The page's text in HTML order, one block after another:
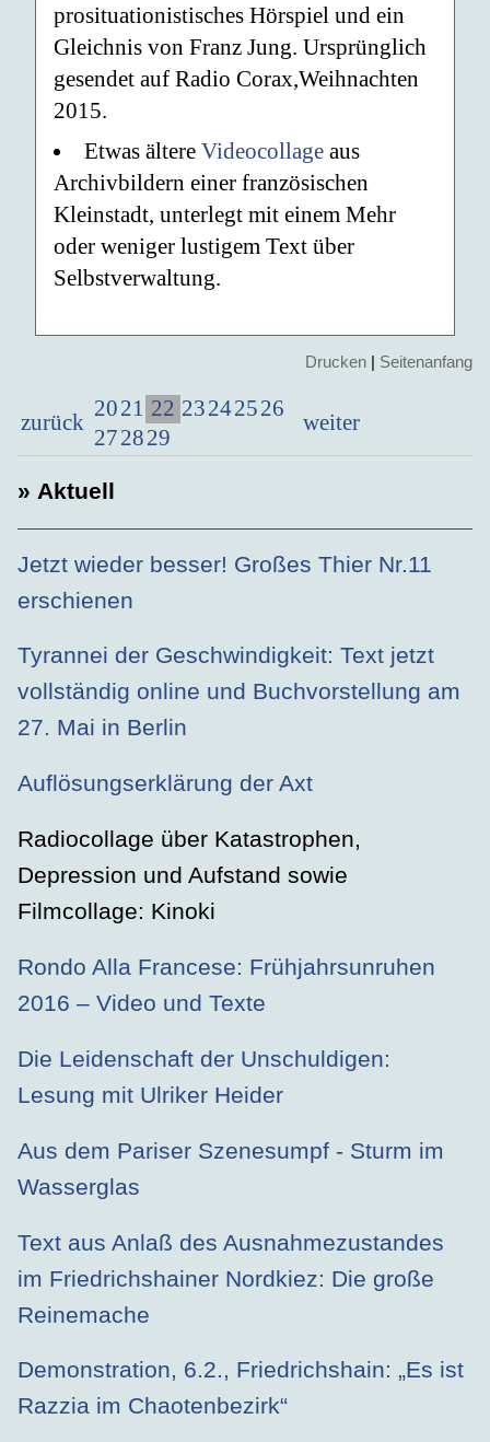
prosituationistisches Hörspiel und ein
Gleichnis von Franz Jung. Ursprünglich
gesendet auf Radio Corax,Weihnachten
2015.
Etwas ältere Videocollage aus
Archivbildern einer französischen
Kleinstadt, unterlegt mit einem Mehr
oder weniger lustigem Text über
Selbstverwaltung.
Drucken | Seitenanfang
zurück
2021 22 23242526
272829
weiter
» Aktuell
Jetzt wieder besser! Großes Thier Nr.11
erschienen
Tyrannei der Geschwindigkeit: Text jetzt
vollständig online und Buchvorstellung am
27. Mai in Berlin
Auflösungserklärung der Axt
Radiocollage über Katastrophen,
Depression und Aufstand sowie
Filmcollage: Kinoki
Rondo Alla Francese: Frühjahrsunruhen
2016 – Video und Texte
Die Leidenschaft der Unschuldigen:
Lesung mit Ulriker Heider
Aus dem Pariser Szenesumpf - Sturm im
Wasserglas
Text aus Anlaß des Ausnahmezustandes
im Friedrichshainer Nordkiez: Die große
Reinemache
Demonstration, 6.2., Friedrichshain: „Es ist
Razzia im Chaotenbezirk“